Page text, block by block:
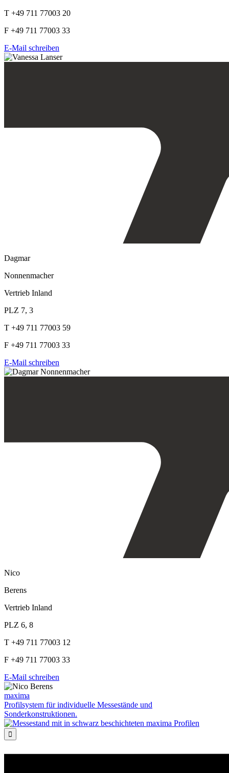
T +49 711 77003 20
F +49 711 77003 33
E-Mail schreiben
Dagmar
Nonnenmacher
Vertrieb Inland
PLZ 7, 3
T +49 711 77003 59
F +49 711 77003 33
E-Mail schreiben
Nico
Berens
Vertrieb Inland
PLZ 6, 8
T +49 711 77003 12
F +49 711 77003 33
E-Mail schreiben
maxima
Profilsystem für individuelle Messestände und
Sonderkonstruktionen.
